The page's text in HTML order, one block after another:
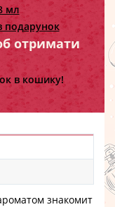
мл
подарунок
отримати
в кошику!
знакомит